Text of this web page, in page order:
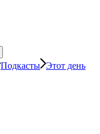
Подкасты Этот день